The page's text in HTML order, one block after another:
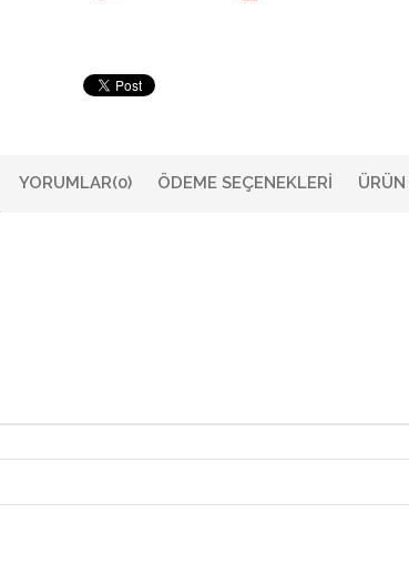
YORUMLAR(0) ÖDEME SEÇENEKLERI